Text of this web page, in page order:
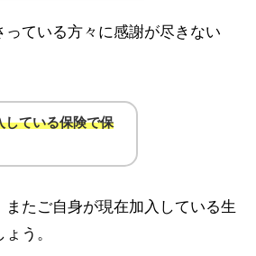
ている方々に感謝が尽きない
している保険で保
たご自身が現在加入している生
う。